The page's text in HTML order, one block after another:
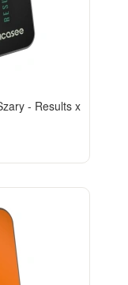
- Results x